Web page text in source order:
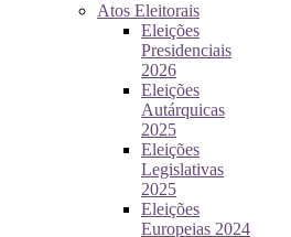
Atos Eleitorais
Eleições
Presidenciais
2026
Eleições
Autárquicas
2025
Eleições
Legislativas
2025
Eleições
Europeias 2024